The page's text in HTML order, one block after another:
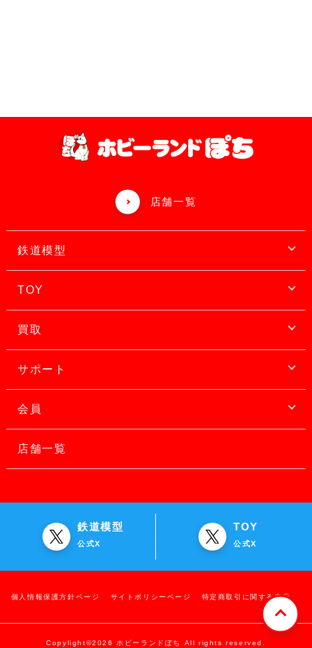
店舗一覧
鉄道模型
TOY
買取
サポート
会員
店舗一覧
鉄道模型
公式X
TOY
公式X
個人情報保護方針ページ サイトポリシーページ 特定商取引に関する表示
Copylight©2026 ホビーランドぽち All rights reserved.